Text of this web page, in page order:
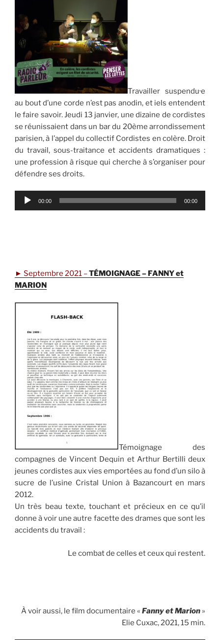
Travailler suspendu·e
au bout d’une corde n’est pas anodin, et iels entendent
le faire savoir. Jeudi 13 janvier, une dizaine de cordistes
se réunissaient dans un bar du 20ème arrondissement
parisien, à l’appel du collectif Cordistes en colère. Droit
du travail, sous-traitance et accidents dramatiques :
une profession à risque qui cherche à s’organiser pour
défendre ses droits.
Lecteur
00:00 00:00
► Septembre 2021 –TÉMOIGNAGE – FANNY et
MARION
Témoignage des
compagnes de Vincent Dequin et Arthur Bertilli deux
jeunes cordistes aux vies emportées au fond d’un silo à
sucre de l’usine Cristal Union à Bazancourt en mars
2012.
Un très beau texte, touchant et précieux en ce qu’il
donne à voir une autre facette des drames que sont les
accidents du travail :
Le combat de celles et ceux qui restent.
À voir aussi, le film documentaire « Fanny et Marion »
Elie Cuxac, 2021, 15 min.